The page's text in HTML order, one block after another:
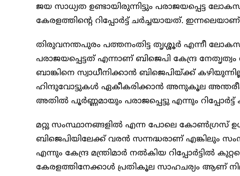
ജയ സാധ്യത ഉണ്ടായിരുന്നിട്ടും പരാജയപ്പെട്ട
കേരളത്തിന്റെ റിപ്പോർട്ട് ചർച്ചയായത്.
തിരുവനന്തപുരം പത്തനംതിട്ട തൃശ്ശൂർ എന്നീ
പരാജയപ്പെട്ടത് എന്നാണ് ബിജെപി കേന്ദ്ര
ബാങ്കിനെ സ്വാധീനിക്കാന്‍ ബിജെപിയ്ക്ക്
ഹിന്ദുവോട്ടുകള്‍ ഏകീകരിക്കാന്‍ അനുകൂല
അതിൽ പൂർണ്ണമായും പരാജപ്പെട്ടു എന്നും റിപ്പോർട്ട്
മറ്റു സംസ്ഥാനങ്ങളിൽ എന്ന പോലെ കോൺഗ്രസ്
ബിജെപിയിലേക്ക് വരൻ സന്നദ്ധരാണ് എങ്കിലും
എന്നും കേന്ദ്ര മന്ത്രിമാർ നൽകിയ റിപ്പോർട്ടിൽ
കേരളത്തിനേക്കാൾ പ്രതികൂല സാഹചര്യം ആണ്